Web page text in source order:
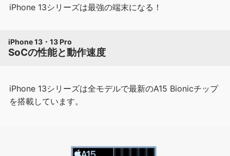
iPhone 13シリーズは最強の端末になる！
iPhone 13・13 Pro
SoCの性能と動作速度
iPhone 13シリーズは全モデルで最新のA15 Bionicチップ
を搭載しています。